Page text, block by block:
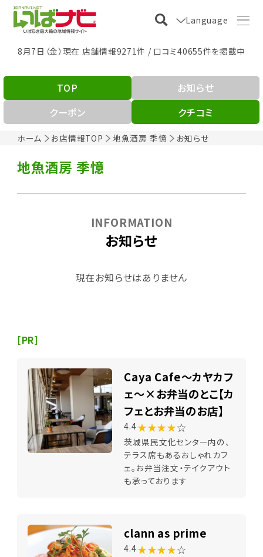
Language
8月7日（金）現在 店舗情報9271件 / 口コミ40655件を掲載中
ホーム お店情報TOP 地魚酒房 季憶 お知らせ
TOP
お知らせ
クーポン
クチコミ
地魚酒房 季憶
お知らせ
INFORMATION
現在お知らせはありません
[PR]
Caya Cafe～カヤカフ
ェ～×お弁当のとこ【カ
フェとお弁当のお店】
4.4★★★★☆
茨城県民文化センター内の、
テラス席もあるおしゃれカフ
ェ。お弁当注文・テイクアウト
も承っております
clann as prime
4.4★★★★☆